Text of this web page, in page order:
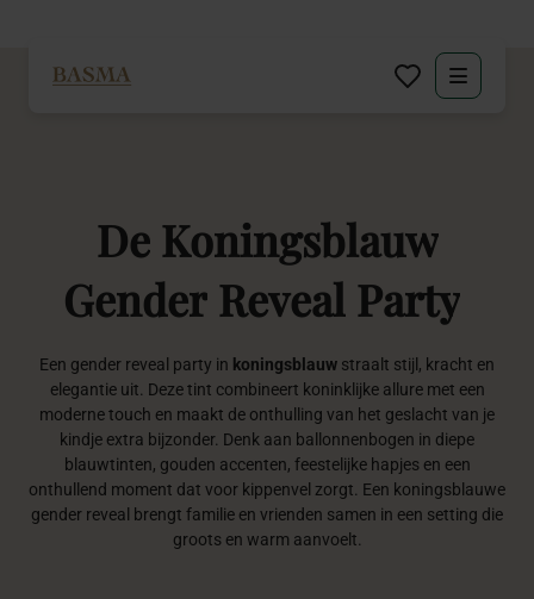
Decoratie huren
Inspiratie
Over BASMA
Contact
De Koningsblauw
Gender Reveal Party
Een gender reveal party in koningsblauw straalt stijl, kracht en
elegantie uit. Deze tint combineert koninklijke allure met een
moderne touch en maakt de onthulling van het geslacht van je
kindje extra bijzonder. Denk aan ballonnenbogen in diepe
blauwtinten, gouden accenten, feestelijke hapjes en een
onthullend moment dat voor kippenvel zorgt. Een koningsblauwe
gender reveal brengt familie en vrienden samen in een setting die
groots en warm aanvoelt.